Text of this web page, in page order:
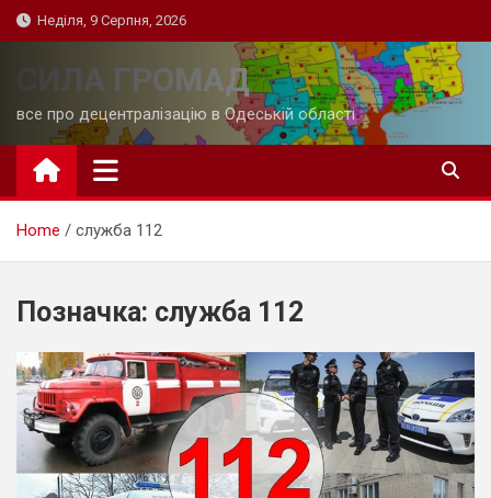
Skip
to
Неділя, 9 Серпня, 2026
СИЛА ГРОМАД
все про децентралізацію в Одеській області
Home служба 112
Позначка: служба 112